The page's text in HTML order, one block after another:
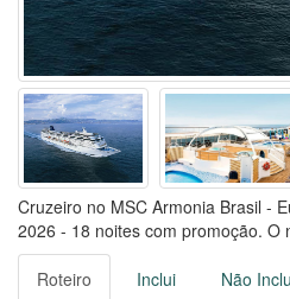
Cruzeiro no MSC Armonia Brasil -
2026 - 18 noites com promoção. O
renovado em 2014 e comporta até
tripulação de 721 colaboradores.
Roteiro Inclui Não